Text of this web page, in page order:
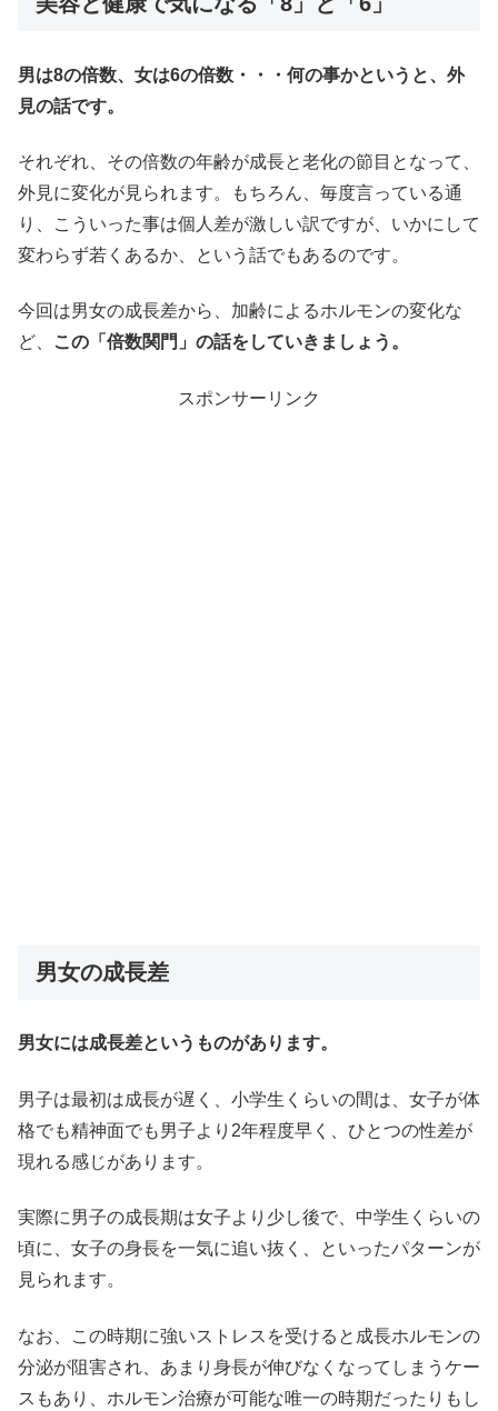
男は8の倍数、女は6の倍数・・・何の事かというと、外
見の話です。
それぞれ、その倍数の年齢が成長と老化の節目となって、
外見に変化が見られます。もちろん、毎度言っている通
り、こういった事は個人差が激しい訳ですが、いかにして
変わらず若くあるか、という話でもあるのです。
今回は男女の成長差から、加齢によるホルモンの変化な
ど、
この「倍数関門」の話をしていきましょう。
スポンサーリンク
男女の成長差
男女には成長差というものがあります。
男子は最初は成長が遅く、小学生くらいの間は、女子が体
格でも精神面でも男子より2年程度早く、ひとつの性差が
現れる感じがあります。
実際に男子の成長期は女子より少し後で、中学生くらいの
頃に、女子の身長を一気に追い抜く、といったパターンが
見られます。
なお、この時期に強いストレスを受けると成長ホルモンの
分泌が阻害され、あまり身長が伸びなくなってしまうケー
スもあり、ホルモン治療が可能な唯一の時期だったりもし